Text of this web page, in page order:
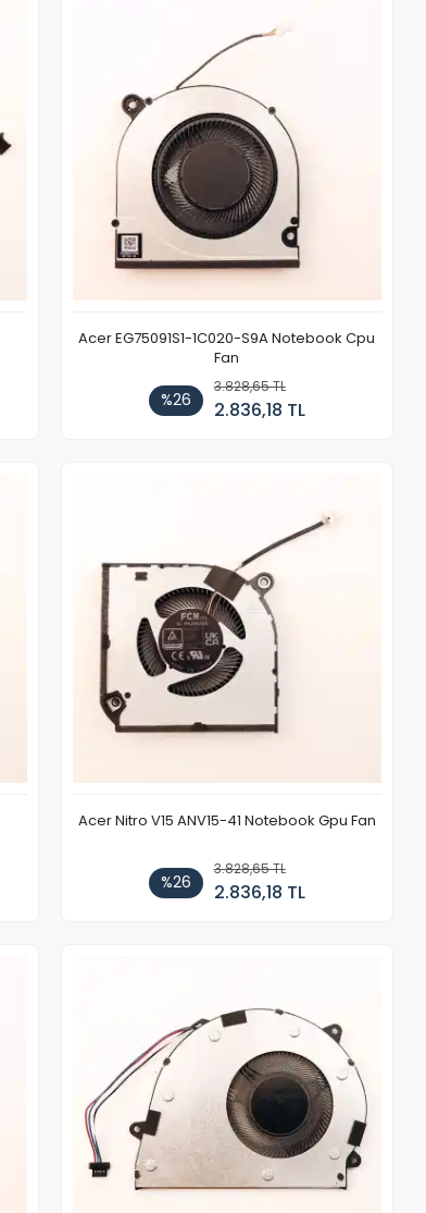
Acer EG75091S1-1C020-S9A Notebook Cpu
Fan
%26
3.828,65 TL
2.836,18 TL
Acer Nitro V15 ANV15-41 Notebook Gpu Fan
%26
3.828,65 TL
2.836,18 TL